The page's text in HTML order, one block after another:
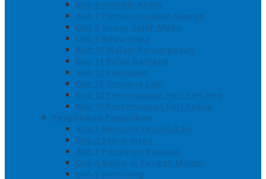
Bab 6 Wringin Anom
Bab 7 Pemberontakan Senyap
Bab 8 Siasat Gajah Mada
Bab 9 Rawa-rawa
Bab 10 Malam Penumpasan
Bab 11 Bulak Banteng
Bab 12 Persiapan
Bab 13 Rencana Lain
Bab 14 Pertempuran Hari Pertama
Bab 15 Pertempuran Hari Kedua
Penaklukan Panarukan
Bab 1 Rencana Penaklukan
Bab 2 Sabuk Inten
Bab 3 Pangeran Benawa
Bab 4 Kabut di Tengah Malam
Bab 5 Berhitung